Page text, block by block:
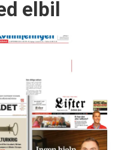
elbil